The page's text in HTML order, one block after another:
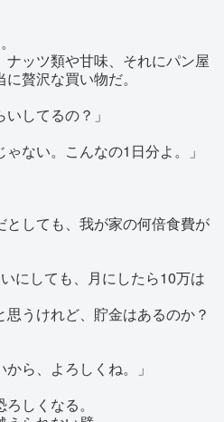
ッツ類や甘味、それにパン屋
贅沢な買い物だ。
してるの？」
ゃない。こんなの1日分よ。」
としても、我が家の何倍食費が
にしても、月にしたら10万は
うけれど、貯金はあるのか？
ら、よろしくね。」
しくなる。